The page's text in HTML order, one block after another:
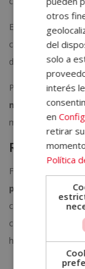
En este caso, te
cada caso para
decisivas.
Por otro lado,
más efectivos
mejor al
Realiza un
Finalmente, a las
personal
candidato.
con la empresa
ha sido la más
otros
del
solo a
interés
en
retirar
Política